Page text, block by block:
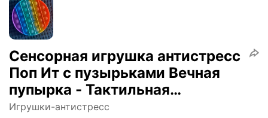
Сенсорная игрушка антистресс
Поп Ит с пузырьками Вечная
пупырка - Тактильная
успокоительная нажимная
Игрушки-антистресс